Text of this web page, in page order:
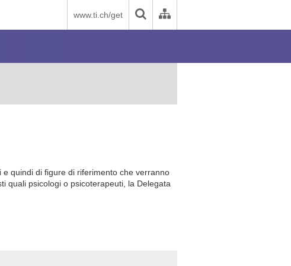
www.ti.ch/get
quindi di figure di riferimento che verranno
quali psicologi o psicoterapeuti, la Delegata